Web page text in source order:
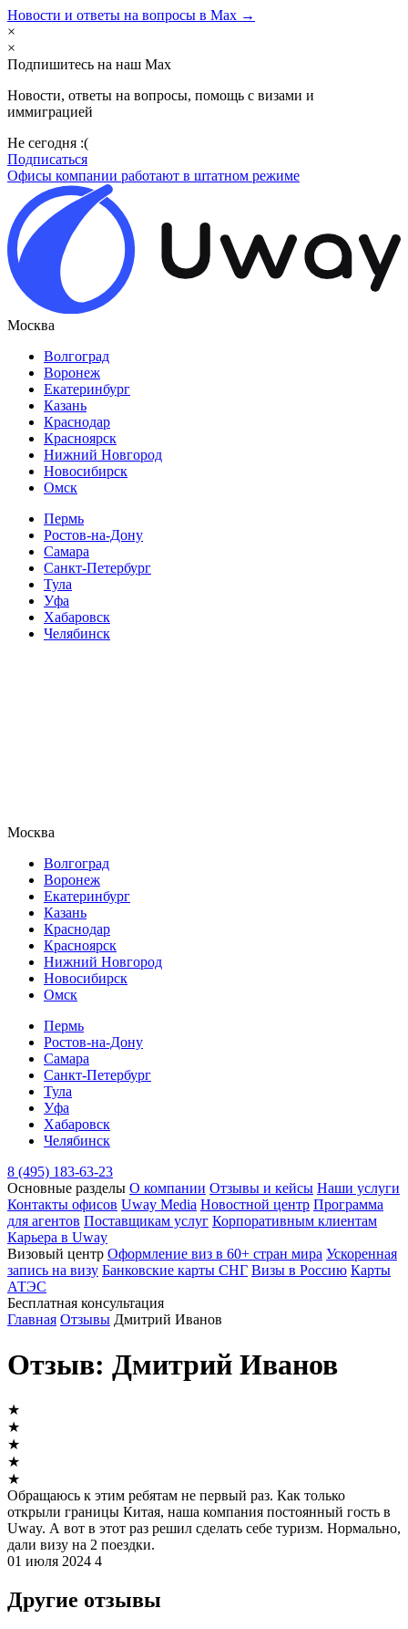
Новости и ответы на вопросы в Max →
×
×
Подпишитесь на наш Max
Новости, ответы на вопросы, помощь с визами и
иммиграцией
Не сегодня :(
Подписаться
Офисы компании работают в штатном режиме
Москва
Волгоград
Воронеж
Екатеринбург
Казань
Краснодар
Красноярск
Нижний Новгород
Новосибирск
Омск
Пермь
Ростов-на-Дону
Самара
Санкт-Петербург
Тула
Уфа
Хабаровск
Челябинск
Москва
Волгоград
Воронеж
Екатеринбург
Казань
Краснодар
Красноярск
Нижний Новгород
Новосибирск
Омск
Пермь
Ростов-на-Дону
Самара
Санкт-Петербург
Тула
Уфа
Хабаровск
Челябинск
8 (495) 183-63-23
Основные разделы О компании Отзывы и кейсы Наши услуги
Контакты офисов Uway Media Новостной центр Программа
для агентов Поставщикам услуг Корпоративным клиентам
Карьера в Uway
Визовый центр Оформление виз в 60+ стран мира Ускоренная
запись на визу Банковские карты СНГ Визы в Россию Карты
АТЭС
Бесплатная консультация
Главная Отзывы Дмитрий Иванов
Отзыв: Дмитрий Иванов
★
★
★
★
★
Обращаюсь к этим ребятам не первый раз. Как только
открыли границы Китая, наша компания постоянный гость в
Uway. А вот в этот раз решил сделать себе туризм. Нормально,
дали визу на 2 поездки.
01 июля 2024 4
Другие отзывы